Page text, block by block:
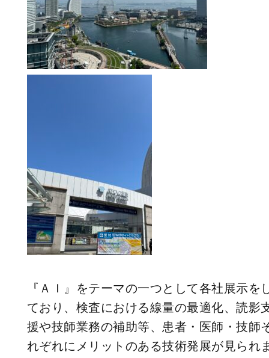
『ＡＩ』をテーマの一つとして各社展示を
ており、検査における線量の最適化、読影
援や技師業務の補助等、患者・医師・技師
れぞれにメリットのある技術発展が見られ